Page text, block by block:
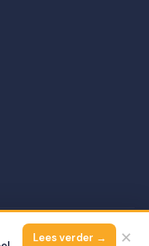
Alle rechten voorbehouden.
Lees verder → ✕